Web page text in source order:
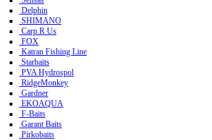
Delphin
SHIMANO
Carp R Us
FOX
Katran Fishing Line
Starbaits
PVA Hydrospol
RidgeMonkey
Gardner
EKOAQUA
F-Baits
Garant Baits
Pirkobaits